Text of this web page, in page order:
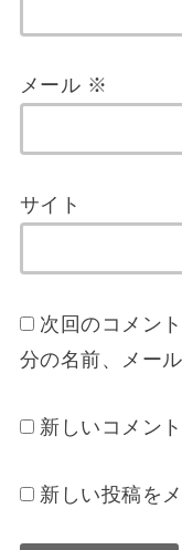
メール ※
サイト
次回のコメン
分の名前、メー
新しいコメン
新しい投稿を